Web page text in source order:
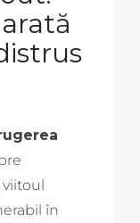
viitoul
în